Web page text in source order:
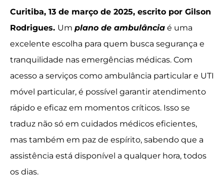
Curitiba, 13 de março de 2025, escrito por Gilson
Rodrigues. Um plano de ambulância é uma
excelente escolha para quem busca segurança e
tranquilidade nas emergências médicas. Com
acesso a serviços como ambulância particular e UTI
móvel particular, é possível garantir atendimento
rápido e eficaz em momentos críticos. Isso se
traduz não só em cuidados médicos eficientes,
mas também em paz de espírito, sabendo que a
assistência está disponível a qualquer hora, todos
os dias.